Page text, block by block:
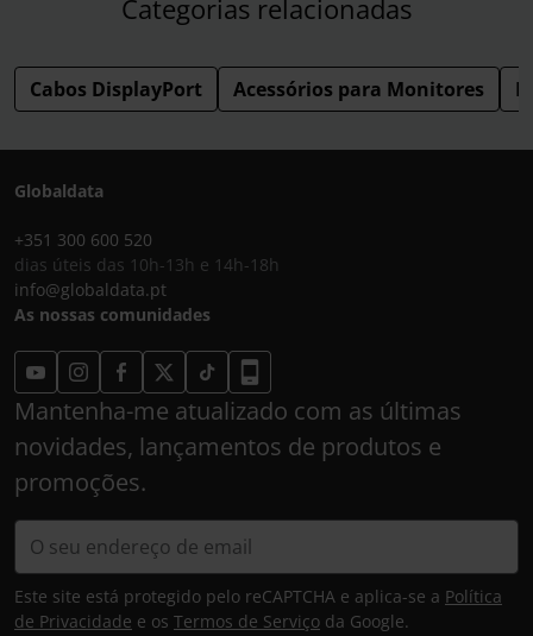
Categorias relacionadas
Cabos DisplayPort Acessórios para Monitores
Globaldata
+351 300 600 520
dias úteis das 10h-13h e 14h-18h
info@globaldata.pt
As nossas comunidades
Mantenha-me atualizado com as últimas
novidades, lançamentos de produtos e
promoções.
Este site está protegido pelo reCAPTCHA e aplica-se a Política
de Privacidade e os Termos de Serviço da Google.